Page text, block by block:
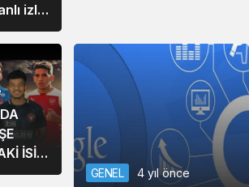
izle
İSİM
GENEL 4 yıl önce